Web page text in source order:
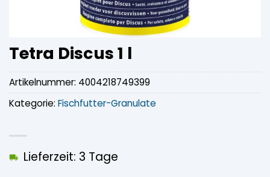
Tetra Discus 1 l
Lieferzeit: 3 Tage
Artikelnummer: 4004218749399
Kategorie: Fischfutter-Granulate